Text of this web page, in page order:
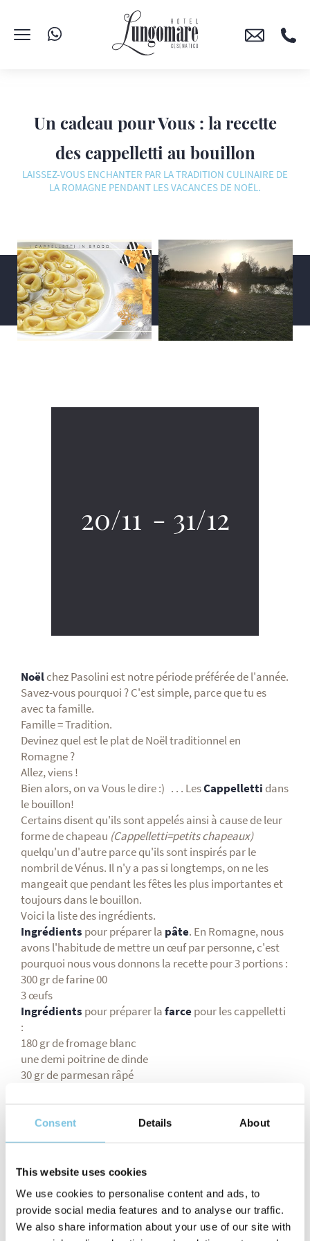
Consent Details About
This website uses cookies
We use cookies to personalise content and ads, to
provide social media features and to analyse our traffic.
We also share information about your use of our site with
Un cadeau pour Vous : la recette
des cappelletti au bouillon
LAISSEZ-VOUS ENCHANTER PAR LA TRADITION CULINAIRE DE
LA ROMAGNE PENDANT LES VACANCES DE NOËL.
Noëlchez Pasolini est notre période préférée de l'année.
Savez-vous pourquoi ? C'est simple, parce que tu es
avec ta famille.
Famille = Tradition.
Devinez quel est le plat de Noël traditionnel en
Romagne ?
Allez, viens !
Bien alors, on va Vous le dire :) . . . LesCappellettidans
le bouillon!
Certains disent qu'ils sont appelés ainsi à cause de leur
forme de chapeau (Cappelletti=petits chapeaux)
quelqu'un d'autre parce qu'ils sont inspirés par le
nombril de Vénus. Il n'y a pas si longtemps, on ne les
mangeait que pendant les fêtes les plus importantes et
toujours dans le bouillon.
Voici la liste des ingrédients.
Ingrédients pour préparer la pâte. En Romagne, nous
avons l'habitude de mettre un œuf par personne, c'est
pourquoi nous vous donnons la recette pour 3 portions :
300 gr de farine 00
3 œufs
Ingrédients pour préparer lafarcepour les cappelletti
:
180 gr de fromage blanc
une demi poitrine de dinde
30 gr de parmesan râpé
muscade, sel, poivre et zeste de citron
Prêt à mettre la main à la pâte ? Tout commence par la
préparation.
grande planche à découper en bois, placer la farine
dans en forme de volcan, et y insérer les 3 œufs.
Pétrir - en utilisant toute votre force brute :P - jusqu'à
obtenir une pâte élastique. Pendant que vous reposez la
pâte recouverte d'un linge à température ambiante,
20/11 - 31/12